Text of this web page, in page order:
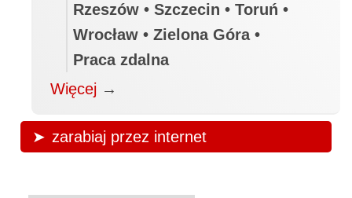
Rzeszów • Szczecin • Toruń •
Wrocław • Zielona Góra •
Praca zdalna
Więcej →
zarabiaj przez internet